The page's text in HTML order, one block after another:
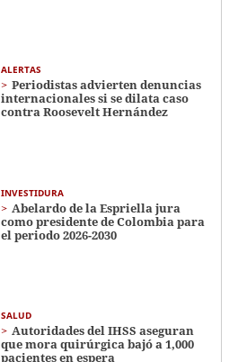
ALERTAS
Periodistas advierten denuncias
internacionales si se dilata caso
contra Roosevelt Hernández
INVESTIDURA
Abelardo de la Espriella jura
como presidente de Colombia para
el periodo 2026-2030
SALUD
Autoridades del IHSS aseguran
que mora quirúrgica bajó a 1,000
pacientes en espera